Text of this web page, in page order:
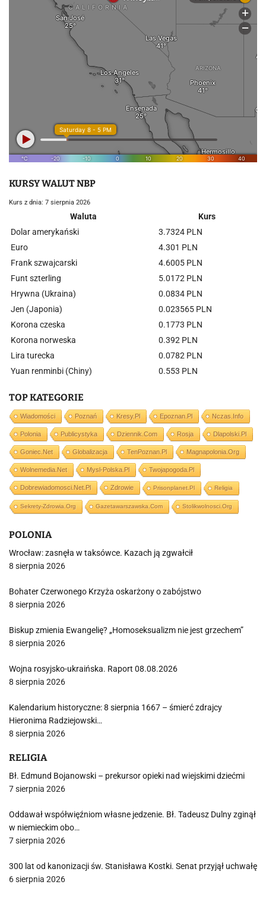
KURSY WALUT NBP
Kurs z dnia: 7 sierpnia 2026
Waluta
Kurs
Dolar amerykański
3.7324 PLN
Euro
4.301 PLN
Frank szwajcarski
4.6005 PLN
Funt szterling
5.0172 PLN
Hrywna (Ukraina)
0.0834 PLN
Jen (Japonia)
0.023565 PLN
Korona czeska
0.1773 PLN
Korona norweska
0.392 PLN
Lira turecka
0.0782 PLN
Yuan renminbi (Chiny)
0.553 PLN
TOP KATEGORIE
Wiadomości Poznań Kresy.pl Epoznan.pl Nczas.info
Polonia Publicystyka Dziennik.com Rosja Dlapolski.pl
Goniec.net Globalizacja TenPoznan.pl Magnapolonia.org
Wolnemedia.net Mysl-Polska.pl Twojapogoda.pl
Dobrewiadomosci.net.pl Zdrowie Prisonplanet.pl Religia
Sekrety-Zdrowia.org Gazetawarszawska.com Stolikwolnosci.org
POLONIA
Wrocław: zasnęła w taksówce. Kazach ją zgwałcił
8 sierpnia 2026
Bohater Czerwonego Krzyża oskarżony o zabójstwo
8 sierpnia 2026
Biskup zmienia Ewangelię? „Homoseksualizm nie jest grzechem”
8 sierpnia 2026
Wojna rosyjsko-ukraińska. Raport 08.08.2026
8 sierpnia 2026
Kalendarium historyczne: 8 sierpnia 1667 – śmierć zdrajcy
Hieronima Radziejowski…
8 sierpnia 2026
RELIGIA
Bł. Edmund Bojanowski – prekursor opieki nad wiejskimi dziećmi
7 sierpnia 2026
Oddawał współwięźniom własne jedzenie. Bł. Tadeusz Dulny zginął
w niemieckim obo…
7 sierpnia 2026
300 lat od kanonizacji św. Stanisława Kostki. Senat przyjął uchwałę
6 sierpnia 2026